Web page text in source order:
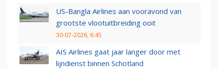
US-Bangla Airlines aan vooravond van
grootste vlootuitbreiding ooit
30-07-2026, 6:45
AIS Airlines gaat jaar langer door met
lijndienst binnen Schotland